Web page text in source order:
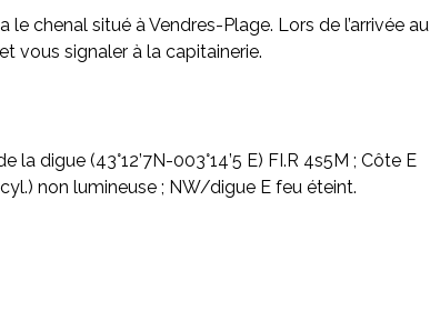
le chenal situé à Vendres-Plage. Lors de l’arrivée au
vous signaler à la capitainerie.
digue (43°12’7N-003°14’5 E) FI.R 4s5M ; Côte E
non lumineuse ; NW/digue E feu éteint.